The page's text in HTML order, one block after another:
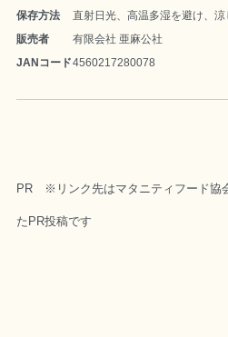
保存方法
直射日光、高温多湿を避け、涼
販売者
有限会社 亜麻公社
JANコード4560217280078
PR ※リンク先はマタニティフード協
たPR投稿です